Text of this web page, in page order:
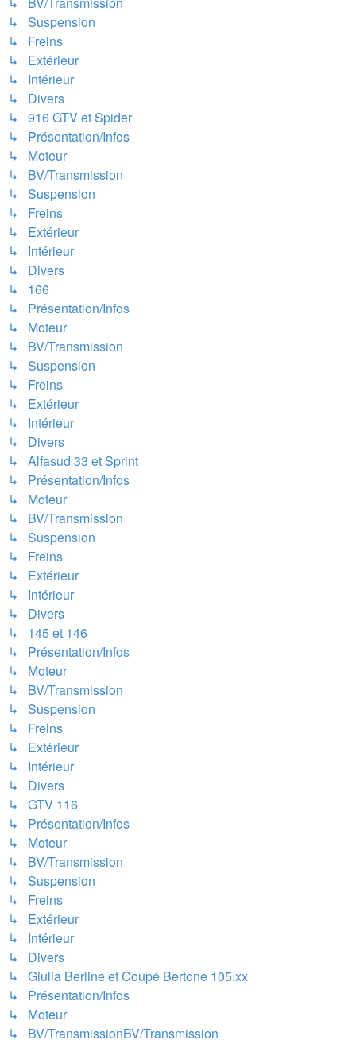
↳ Suspension
↳ Freins
↳ Extérieur
↳ Intérieur
↳ Divers
↳ 916 GTV et Spider
↳ Présentation/Infos
↳ Moteur
↳ BV/Transmission
↳ Suspension
↳ Freins
↳ Extérieur
↳ Intérieur
↳ Divers
↳ 166
↳ Présentation/Infos
↳ Moteur
↳ BV/Transmission
↳ Suspension
↳ Freins
↳ Extérieur
↳ Intérieur
↳ Divers
↳ Alfasud 33 et Sprint
↳ Présentation/Infos
↳ Moteur
↳ BV/Transmission
↳ Suspension
↳ Freins
↳ Extérieur
↳ Intérieur
↳ Divers
↳ 145 et 146
↳ Présentation/Infos
↳ Moteur
↳ BV/Transmission
↳ Suspension
↳ Freins
↳ Extérieur
↳ Intérieur
↳ Divers
↳ GTV 116
↳ Présentation/Infos
↳ Moteur
↳ BV/Transmission
↳ Suspension
↳ Freins
↳ Extérieur
↳ Intérieur
↳ Divers
↳ Giulia Berline et Coupé Bertone 105.xx
↳ Présentation/Infos
↳ Moteur
↳ BV/TransmissionBV/Transmission